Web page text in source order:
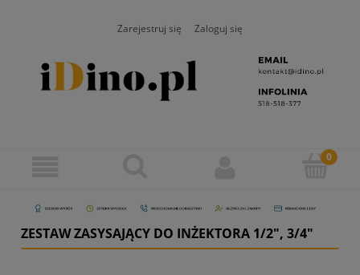
Zarejestruj się Zaloguj się
ZESTAW ZASYSAJĄCY DO INŻEKTORA 1/2", 3/4"